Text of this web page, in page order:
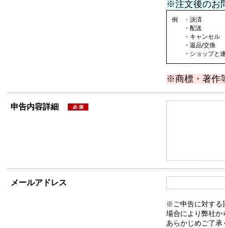
※注文後のお
例 ・決済
・配送
・キャンセル
・返品/交換
・ショップと連
※商標・著作
申告内容詳細
メールアドレス
※ご申告に対する
場合により弊社か
あらかじめご了承